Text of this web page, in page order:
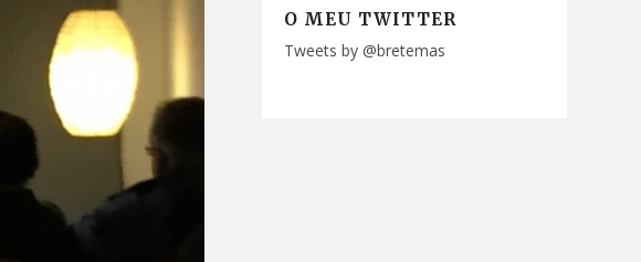
O MEU TWITTER
Tweets by @bretemas